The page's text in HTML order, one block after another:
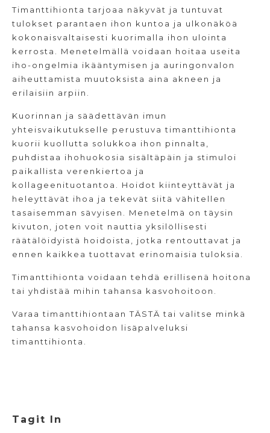
Timanttihionta tarjoaa näkyvät ja tuntuvat
tulokset parantaen ihon kuntoa ja ulkonäköä
kokonaisvaltaisesti kuorimalla ihon ulointa
kerrosta. Menetelmällä voidaan hoitaa useita
iho-ongelmia ikääntymisen ja auringonvalon
aiheuttamista muutoksista aina akneen ja
erilaisiin arpiin.
Kuorinnan ja säädettävän imun
yhteisvaikutukselle perustuva timanttihionta
kuorii kuollutta solukkoa ihon pinnalta,
puhdistaa ihohuokosia sisältäpäin ja stimuloi
paikallista verenkiertoa ja
kollageenituotantoa. Hoidot kiinteyttävät ja
heleyttävät ihoa ja tekevät siitä vähitellen
tasaisemman sävyisen. Menetelmä on täysin
kivuton, joten voit nauttia yksilöllisesti
räätälöidyistä hoidoista, jotka rentouttavat ja
ennen kaikkea tuottavat erinomaisia tuloksia.
Timanttihionta voidaan tehdä erillisenä hoitona
tai yhdistää mihin tahansa kasvohoitoon.
Varaa timanttihiontaanTÄSTÄ tai valitse minkä
tahansa kasvohoidon lisäpalveluksi
timanttihionta.
Tagit In